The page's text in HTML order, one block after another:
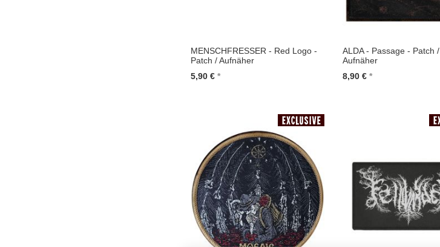
MENSCHFRESSER - Red Logo -
Patch / Aufnäher
5,90 €
ALDA - Passage - Patch /
Aufnäher
8,90 €